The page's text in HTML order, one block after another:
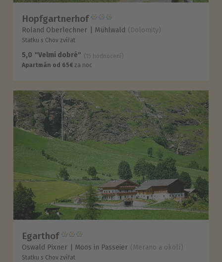
Hopfgartnerhof
Roland Oberlechner Mühlwald (Dolomity)
Statku s Chov zvířat
5,0 "Velmi dobré"
(15 hodnocení)
Apartmán od 65€ za noc
Egarthof
Oswald Pixner Moos in Passeier (Merano a okolí)
Statku s Chov zvířat